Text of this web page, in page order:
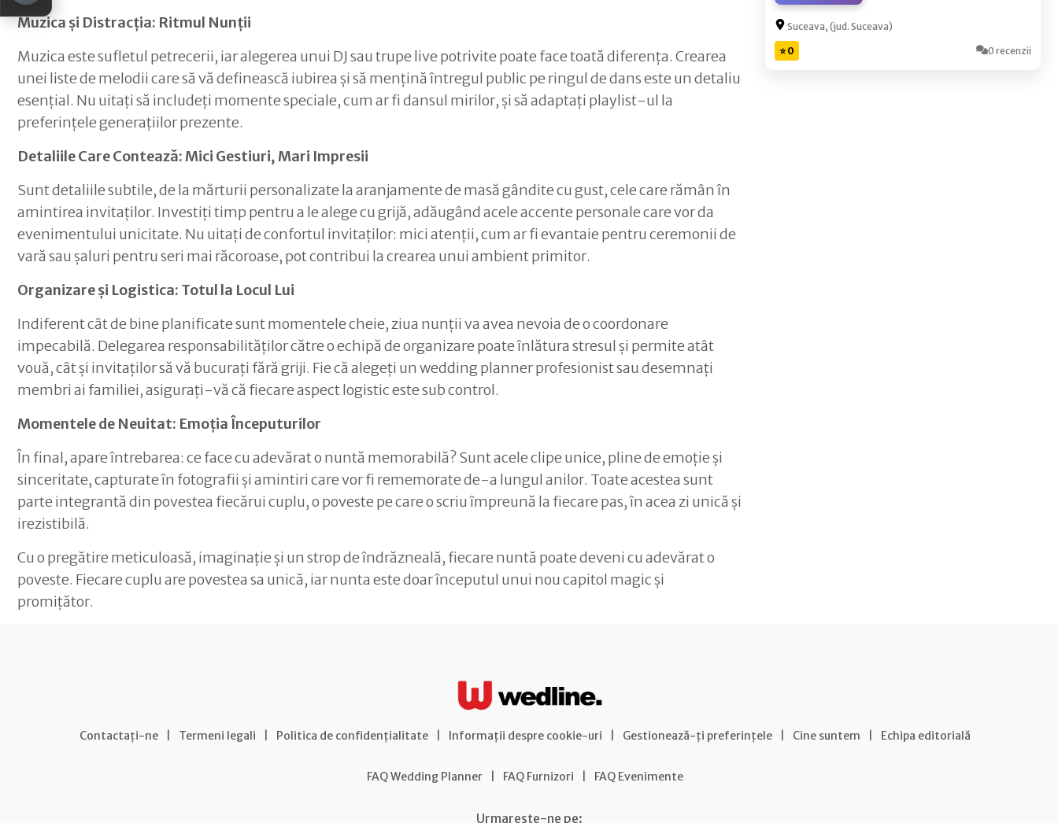
Muzica și Distracția: Ritmul Nunții
Muzica este sufletul petrecerii, iar alegerea unui DJ sau trupe live potrivite poate face toată diferența. Crearea
unei liste de melodii care să vă definească iubirea și să mențină întregul public pe ringul de dans este un detaliu
esențial. Nu uitați să includeți momente speciale, cum ar fi dansul mirilor, și să adaptați playlist-ul la
preferințele generațiilor prezente.
Detaliile Care Contează: Mici Gestiuri, Mari Impresii
Sunt detaliile subtile, de la mărturii personalizate la aranjamente de masă gândite cu gust, cele care rămân în
amintirea invitaților. Investiți timp pentru a le alege cu grijă, adăugând acele accente personale care vor da
evenimentului unicitate. Nu uitați de confortul invitaților: mici atenții, cum ar fi evantaie pentru ceremonii de
vară sau șaluri pentru seri mai răcoroase, pot contribui la crearea unui ambient primitor.
Organizare și Logistica: Totul la Locul Lui
Indiferent cât de bine planificate sunt momentele cheie, ziua nunții va avea nevoia de o coordonare
impecabilă. Delegarea responsabilităților către o echipă de organizare poate înlătura stresul și permite atât
vouă, cât și invitaților să vă bucurați fără griji. Fie că alegeți un wedding planner profesionist sau desemnați
membri ai familiei, asigurați-vă că fiecare aspect logistic este sub control.
Momentele de Neuitat: Emoția Începuturilor
În final, apare întrebarea: ce face cu adevărat o nuntă memorabilă? Sunt acele clipe unice, pline de emoție și
sinceritate, capturate în fotografii și amintiri care vor fi rememorate de-a lungul anilor. Toate acestea sunt
parte integrantă din povestea fiecărui cuplu, o poveste pe care o scriu împreună la fiecare pas, în acea zi unică și
irezistibilă.
Cu o pregătire meticuloasă, imaginație și un strop de îndrăzneală, fiecare nuntă poate deveni cu adevărat o
poveste. Fiecare cuplu are povestea sa unică, iar nunta este doar începutul unui nou capitol magic și
promițător.
Suceava, (jud. Suceava)
⭐ 0 0 recenzii
Contactați-ne Termeni legali Politica de confidențialitate Informații despre cookie-uri Gestionează-ți preferințele Cine suntem Echipa editorială
FAQ Wedding Planner FAQ Furnizori FAQ Evenimente
Urmareste-ne pe: